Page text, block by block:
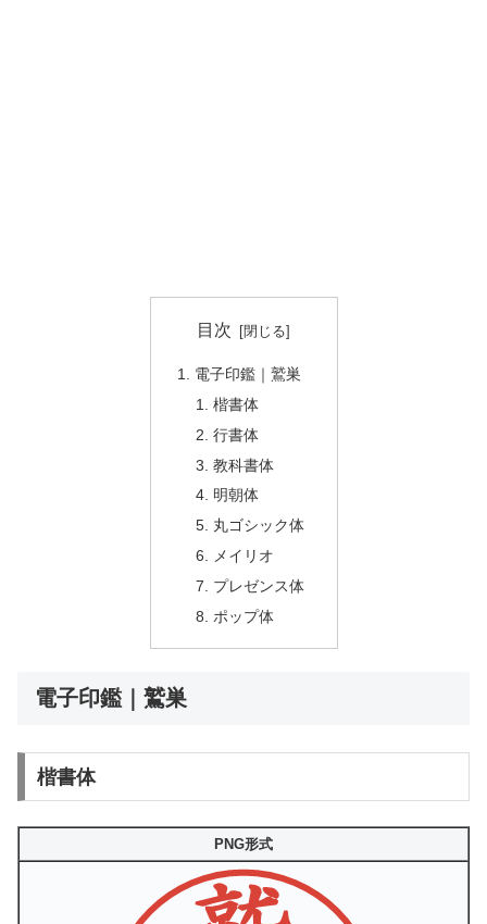
目次
電子印鑑｜鷲巣
楷書体
行書体
教科書体
明朝体
丸ゴシック体
メイリオ
プレゼンス体
ポップ体
電子印鑑｜鷲巣
楷書体
PNG形式